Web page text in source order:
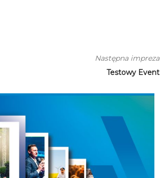
Następna impreza
Testowy Event